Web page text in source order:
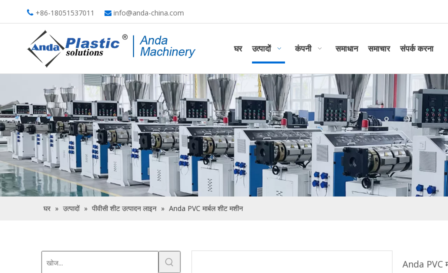
 +86-18051537011  info@anda-china.com
घर उत्पादों कंपनी समाधान समाचार संपर्क करना
घर » उत्पादों » पीवीसी शीट उत्पादन लाइन » Anda PVC मार्बल शीट मशीन
Anda PVC